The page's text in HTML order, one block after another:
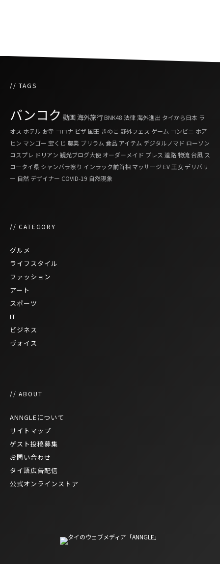
// TAGS
バンコク 動画海外旅行BNK48 法律海外進出 タイから日本 ラ
オス ホテル お寺 コロナ ビザ 国王 きのこ 野外フェス ゲーム コンビニ ホア
ヒン マンゴー 宝くじ 農業 ブリラム 食品 アイテム デジタルノマド ローソン
コスプレ ドリアン 観光ブログ大使 オーダーメイド プレス 道路 物流台風 ス
コータイ県 シャンバラ祭り インラック前首相 マッサージ EV王女 デリバリ
ー 自然 デザイナー COVID-19 自然現象
// CATEGORY
グルメ
ライフスタイル
ファッション
アート
スポーツ
IT
ビジネス
ヴォイス
// ABOUT
ANNGLEについて
サイトマップ
ゲスト投稿募集
お問い合わせ
タイ語広告配信
公式オンラインストア